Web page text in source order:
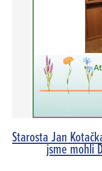
Starosta Jan
jsme mohli